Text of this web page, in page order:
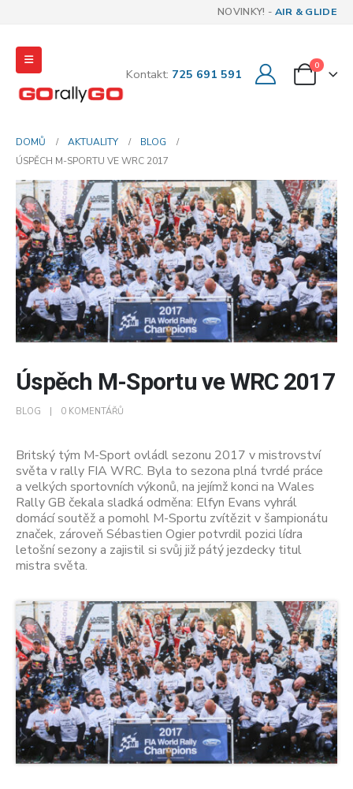
NOVINKY! - AIR & GLIDE
Kontakt: 725 691 591
0
DOMŮ AKTUALITY
BLOG
ÚSPĚCH M-SPORTU VE WRC 2017
Úspěch M-Sportu ve WRC 2017
BLOG 0 KOMENTÁŘŮ
Britský tým M-Sport ovládl sezonu 2017 v mistrovství
světa v rally FIA WRC. Byla to sezona plná tvrdé práce
a velkých sportovních výkonů, na jejímž konci na Wales
Rally GB čekala sladká odměna: Elfyn Evans vyhrál
domácí soutěž a pomohl M-Sportu zvítězit v šampionátu
značek, zároveň Sébastien Ogier potvrdil pozici lídra
letošní sezony a zajistil si svůj již pátý jezdecky titul
mistra světa.